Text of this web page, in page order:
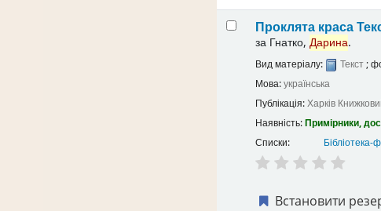
Проклята краса
за Гнатко, Дарина.
Вид матеріалу: Текст;
Мова:українська
Публікація:Харків
Наявність:Примірники,
Списки:
Бібліотека-
Встановити